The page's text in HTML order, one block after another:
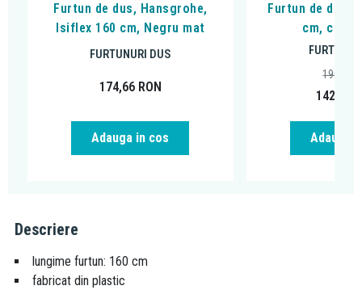
Furtun de dus, Hansgrohe,
Isiflex 160 cm, Negru mat
FURTUNURI DUS
174,66 RON
Adauga in cos
Furtun de dus,
cm, crom
142,00
190,35
Adauga
Descriere
lungime furtun: 160 cm
fabricat din plastic